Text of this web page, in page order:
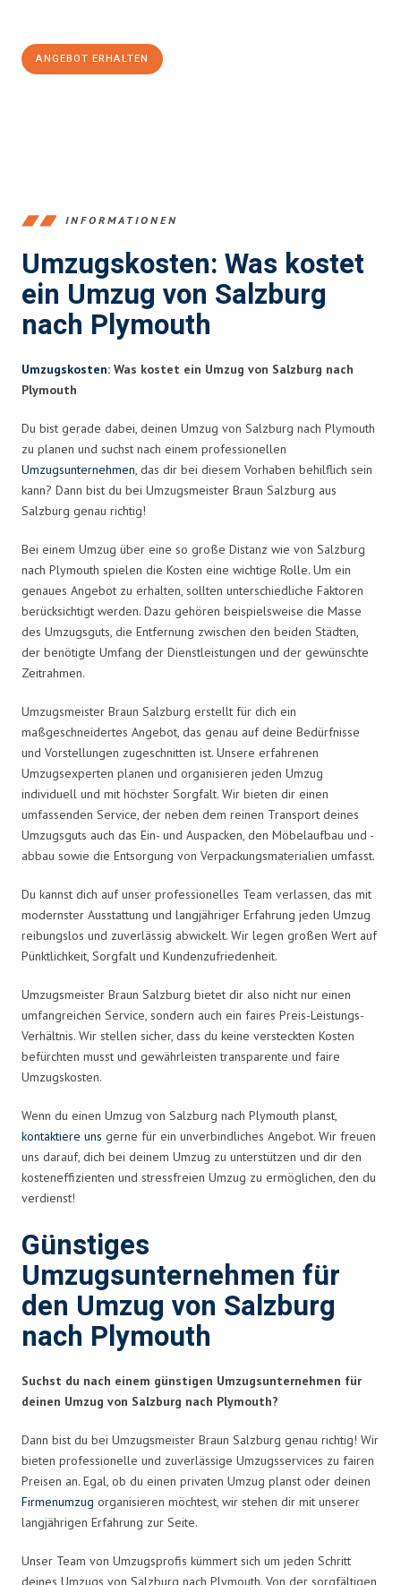
ANGEBOT ERHALTEN
INFORMATIONEN
Umzugskosten: Was kostet
ein Umzug von Salzburg
nach Plymouth
Umzugskosten: Was kostet ein Umzug von Salzburg nach
Plymouth
Du bist gerade dabei, deinen Umzug von Salzburg nach Plymouth
zu planen und suchst nach einem professionellen
Umzugsunternehmen, das dir bei diesem Vorhaben behilflich sein
kann? Dann bist du bei Umzugsmeister Braun Salzburg aus
Salzburg genau richtig!
Bei einem Umzug über eine so große Distanz wie von Salzburg
nach Plymouth spielen die Kosten eine wichtige Rolle. Um ein
genaues Angebot zu erhalten, sollten unterschiedliche Faktoren
berücksichtigt werden. Dazu gehören beispielsweise die Masse
des Umzugsguts, die Entfernung zwischen den beiden Städten,
der benötigte Umfang der Dienstleistungen und der gewünschte
Zeitrahmen.
Umzugsmeister Braun Salzburg erstellt für dich ein
maßgeschneidertes Angebot, das genau auf deine Bedürfnisse
und Vorstellungen zugeschnitten ist. Unsere erfahrenen
Umzugsexperten planen und organisieren jeden Umzug
individuell und mit höchster Sorgfalt. Wir bieten dir einen
umfassenden Service, der neben dem reinen Transport deines
Umzugsguts auch das Ein- und Auspacken, den Möbelaufbau und -
abbau sowie die Entsorgung von Verpackungsmaterialien umfasst.
Du kannst dich auf unser professionelles Team verlassen, das mit
modernster Ausstattung und langjähriger Erfahrung jeden Umzug
reibungslos und zuverlässig abwickelt. Wir legen großen Wert auf
Pünktlichkeit, Sorgfalt und Kundenzufriedenheit.
Umzugsmeister Braun Salzburg bietet dir also nicht nur einen
umfangreichen Service, sondern auch ein faires Preis-Leistungs-
Verhältnis. Wir stellen sicher, dass du keine versteckten Kosten
befürchten musst und gewährleisten transparente und faire
Umzugskosten.
Wenn du einen Umzug von Salzburg nach Plymouth planst,
kontaktiere uns gerne für ein unverbindliches Angebot. Wir freuen
uns darauf, dich bei deinem Umzug zu unterstützen und dir den
kosteneffizienten und stressfreien Umzug zu ermöglichen, den du
verdienst!
Günstiges
Umzugsunternehmen für
den Umzug von Salzburg
nach Plymouth
Suchst du nach einem günstigen Umzugsunternehmen für
deinen Umzug von Salzburg nach Plymouth?
Dann bist du bei Umzugsmeister Braun Salzburg genau richtig! Wir
bieten professionelle und zuverlässige Umzugsservices zu fairen
Preisen an. Egal, ob du einen privaten Umzug planst oder deinen
Firmenumzug organisieren möchtest, wir stehen dir mit unserer
langjährigen Erfahrung zur Seite.
Unser Team von Umzugsprofis kümmert sich um jeden Schritt
deines Umzugs von Salzburg nach Plymouth. Von der sorgfältigen